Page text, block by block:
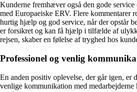
Kunderne fremhæver også den gode
med Europaeiske ERV. Flere kommentarer
hurtig hjælp og god service, når der opstår
er forsikret og kan få hjælp i tilfælde af
rejsen, skaber en følelse af tryghed hos
Professionel og venlig
En anden positiv oplevelse, der går igen, er
venlige kommunikation med medarbejderne